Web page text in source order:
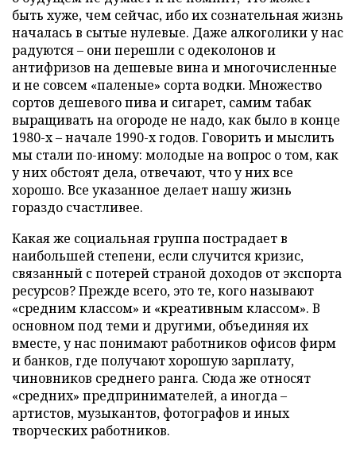
быть хуже, чем сейчас, ибо их сознательная жизнь
началась в сытые нулевые. Даже алкоголики у нас
радуются – они перешли с одеколонов и
антифризов на дешевые вина и многочисленные
и не совсем «паленые» сорта водки. Множество
сортов дешевого пива и сигарет, самим табак
выращивать на огороде не надо, как было в конце
1980-х – начале 1990-х годов. Говорить и мыслить
мы стали по-иному: молодые на вопрос о том, как
у них обстоят дела, отвечают, что у них все
хорошо. Все указанное делает нашу жизнь
гораздо счастливее.
Какая же социальная группа пострадает в
наибольшей степени, если случится кризис,
связанный с потерей страной доходов от экспорта
ресурсов? Прежде всего, это те, кого называют
«средним классом» и «креативным классом». В
основном под теми и другими, объединяя их
вместе, у нас понимают работников офисов фирм
и банков, где получают хорошую зарплату,
чиновников среднего ранга. Сюда же относят
«средних» предпринимателей, а иногда –
артистов, музыкантов, фотографов и иных
творческих работников.